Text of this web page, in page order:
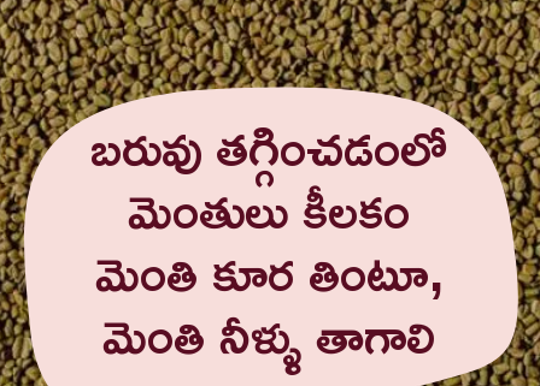
బరువు తగ్గించడంలో
మెంతులు కీలకం
మెంతి కూర తింటూ,
మెంతి నీళ్ళు తాగాలి